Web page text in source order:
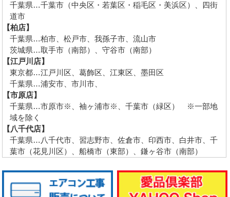
千葉県…千葉市（中央区・若葉区・稲毛区・美浜区）、四街
道市
【柏店】
千葉県…柏市、松戸市、我孫子市、流山市
茨城県…取手市（南部）、守谷市（南部）
【江戸川店】
東京都…江戸川区、葛飾区、江東区、墨田区
千葉県…浦安市、市川市、
【市原店】
千葉県…市原市※、袖ヶ浦市※、千葉市（緑区） ※一部地
域を除く
【八千代店】
千葉県…八千代市、習志野市、佐倉市、印西市、白井市、千
葉市（花見川区）、船橋市（東部）、鎌ヶ谷市（南部）